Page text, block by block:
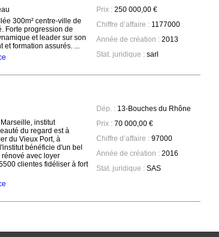
Prix :250 000,00 €
Chiffre d’affaire :1177000
Année de création :2013
Stat. juridique :sarl
300m² centre-ville de
Forte progression de
et leader sur son
et formation assurés. ...
Dép. :13-Bouches du Rhône
Prix :70 000,00 €
Chiffre d’affaire :97000
Année de création :2016
Stat. juridique :SAS
institut
du regard est à
du Vieux Port, à
bénéficie d'un bel
avec loyer
clientes fidéliser à fort